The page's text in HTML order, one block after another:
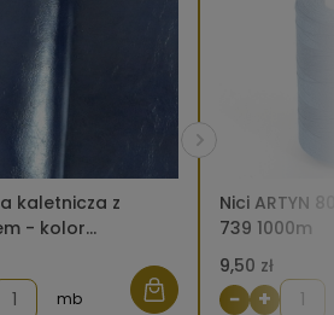
kaletnicza z
- kolor
mb
Nici ARTYN
739 1000m
9,50 zł
− +